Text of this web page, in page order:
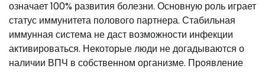
означает 100% развития болезни. Основную роль играет
статус иммунитета полового партнера. Стабильная
иммунная система не даст возможности инфекции
активироваться. Некоторые люди не догадываются о
наличии ВПЧ в собственном организме. Проявление